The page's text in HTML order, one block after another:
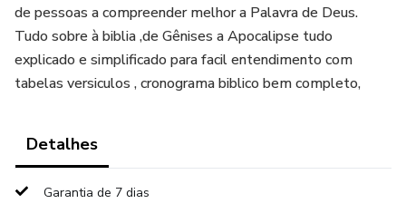
de pessoas a compreender melhor a Palavra de Deus.
Tudo sobre à biblia ,de Gênises a Apocalipse tudo
explicado e simplificado para facil entendimento com
tabelas versiculos , cronograma biblico bem completo,
Detalhes
Garantia de 7 dias